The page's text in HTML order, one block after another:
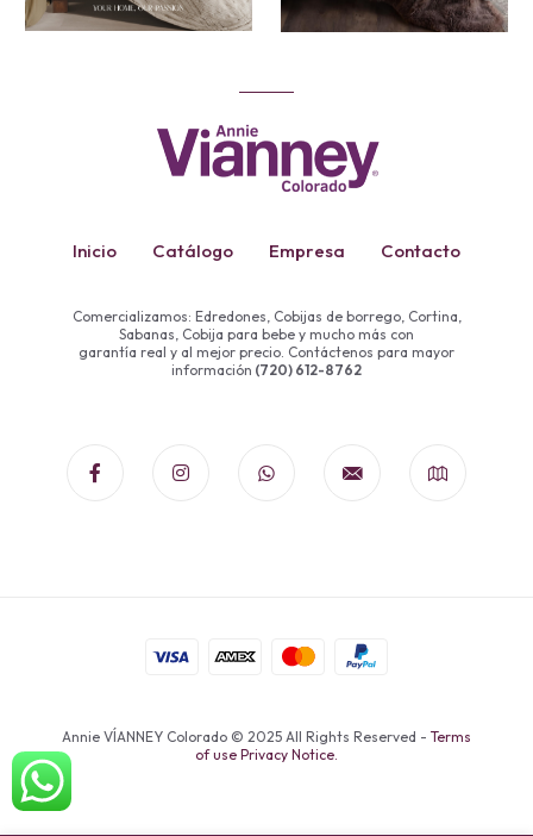
Inicio Catálogo Empresa Contacto
Comercializamos: Edredones, Cobijas de borrego, Cortina,
Sabanas, Cobija para bebe y mucho más con
garantía real y al mejor precio. Contáctenos para mayor
información (720) 612-8762
Annie VÍANNEY Colorado © 2025 All Rights Reserved - Terms
of use Privacy Notice.